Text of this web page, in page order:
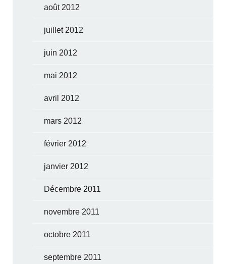
août 2012
juillet 2012
juin 2012
mai 2012
avril 2012
mars 2012
février 2012
janvier 2012
Décembre 2011
novembre 2011
octobre 2011
septembre 2011